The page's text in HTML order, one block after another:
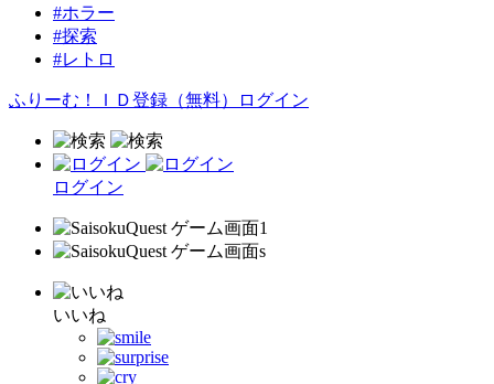
#ホラー
#探索
#レトロ
ふりーむ！ＩＤ登録（無料） ログイン
ログイン
いいね